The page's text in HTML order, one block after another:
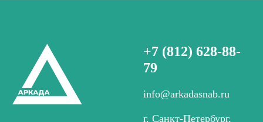
+7 (812) 628-88-
79
info@arkadasnab.ru
г. Санкт-Петербург,